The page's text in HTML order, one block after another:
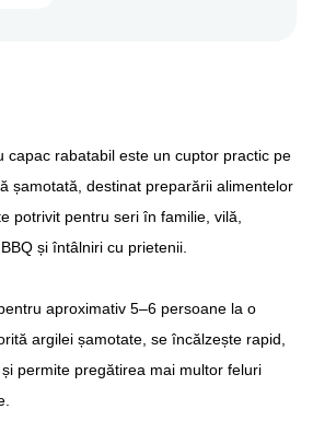
capac rabatabil este un cuptor practic pe
șamotată, destinat preparării alimentelor
potrivit pentru seri în familie, vilă,
și întâlniri cu prietenii.
aproximativ 5–6 persoane la o
argilei șamotate, se încălzește rapid,
permite pregătirea mai multor feluri